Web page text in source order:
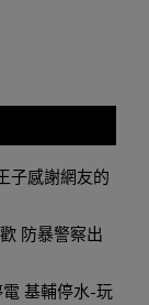
子感謝網友的
防暴警察出
基輔停水-玩